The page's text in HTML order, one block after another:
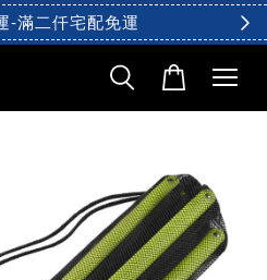
-滿二仟宅配免運